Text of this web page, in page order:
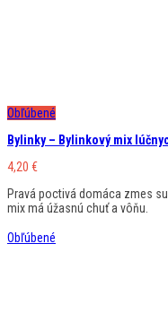
Obľúbené
Bylinky – Bylinkový mix
4,20 €
Pravá poctivá domáca zmes
mix má úžasnú chuť a vôňu.
Obľúbené